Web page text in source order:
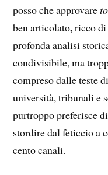
posso che approvare
ben articolato,ricco di
profonda analisi
condivisibile, ma
compreso dalle teste
università, tribunali e
purtroppo preferisce
stordire dal feticcio a
cento canali.